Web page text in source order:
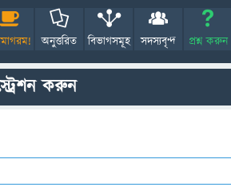
অনুত্তরিত বিভাগসমূহ সদস্যবৃন্দ প্রশ্ন করুন
করুন